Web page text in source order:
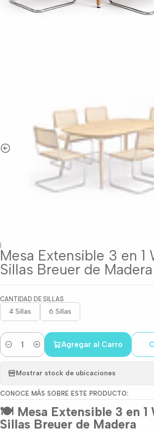
|
Mesa Extensible 3 en 1
Sillas Breuer de Madera
CANTIDAD DE SILLAS
4 Sillas 6 Sillas
Cantidad
Agregar al Carro
Mostrar stock de ubicaciones
CONOCE MÁS SOBRE ESTE PRODUCTO:
🍽️ Mesa Extensible 3 en 1
Sillas Breuer de Madera